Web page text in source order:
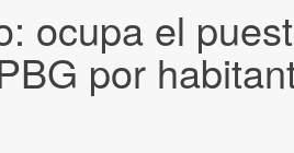
ocupa el
por